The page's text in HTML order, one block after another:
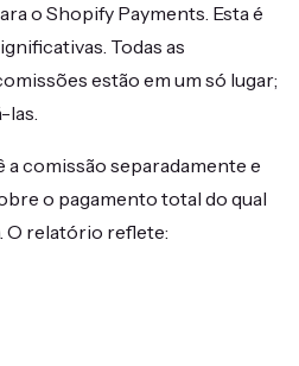
o Shopify Payments. Esta é
Todas as
estão em um só lugar;
las.
a comissão separadamente e
o pagamento total do qual
O relatório reflete: